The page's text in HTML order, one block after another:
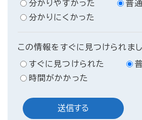
分かりやすかった
普通
分かりにくかった
この情報をすぐに見つけられま
すぐに見つけられた
時間がかかった